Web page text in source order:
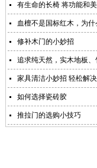
有生命的长椅 将功能和
血檀不是国标红木，为什
修补木门的小妙招
追求纯天然，实木地板、
家具清洁小妙招 轻松解
如何选择瓷砖胶
推拉门的选购小技巧